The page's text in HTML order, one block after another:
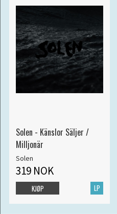
Solen - Känslor Säljer /
Milljonär
Solen
319 NOK
LP
KJØP